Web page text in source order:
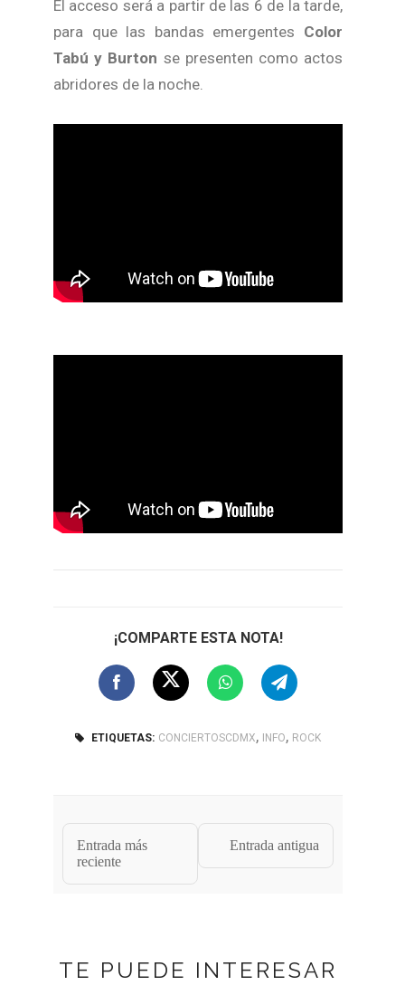
El acceso será a partir de las 6 de la tarde,
para que las bandas emergentes Color
Tabú y Burton se presenten como actos
abridores de la noche.
¡COMPARTE ESTA NOTA!
ETIQUETAS: CONCIERTOSCDMX, INFO, ROCK
Entrada más
reciente
Entrada antigua
TE PUEDE INTERESAR